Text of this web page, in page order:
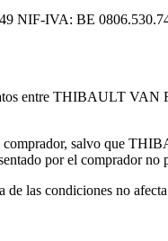
NIF-IVA: BE
entre THIBAULT
comprador, salvo que
por el comprador no
las condiciones no